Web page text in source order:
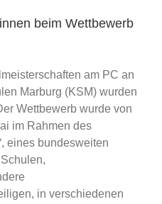
beim Wettbewerb
am PC an
Marburg (KSM) wurden
Wettbewerb wurde von
im Rahmen des
eines bundesweiten
in verschiedenen